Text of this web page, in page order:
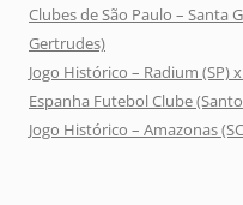
Clubes de São Paulo – Santa
Gertrudes)
Jogo Histórico – Radium (SP)
Espanha Futebol Clube
Jogo Histórico – Amazonas